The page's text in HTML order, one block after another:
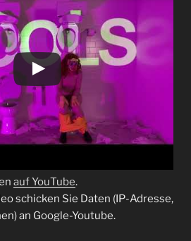
auf YouTube.
schicken Sie Daten (IP-Adresse,
an Google-Youtube.